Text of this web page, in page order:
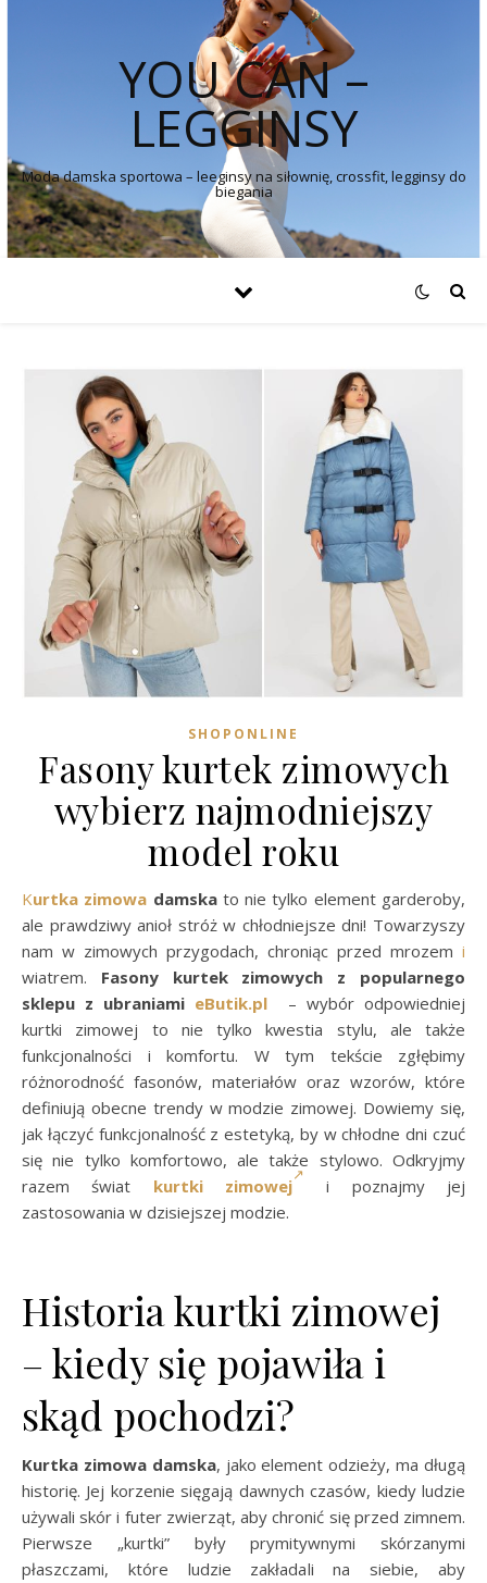
YOU CAN –
LEGGINSY
Moda damska sportowa – leeginsy na siłownię, crossfit, legginsy do
biegania
SHOPONLINE
Fasony kurtek zimowych
wybierz najmodniejszy
model roku
Kurtka zimowa damskato nie tylko element garderoby,
ale prawdziwy anioł stróż w chłodniejsze dni! Towarzyszy
nam w zimowych przygodach, chroniąc przed mrozem i
wiatrem. Fasony kurtek zimowych z popularnego
sklepu z ubraniami eButik.pl
– wybór odpowiedniej
kurtki zimowej to nie tylko kwestia stylu, ale także
funkcjonalności i komfortu. W tym tekście zgłębimy
różnorodność fasonów, materiałów oraz wzorów, które
definiują obecne trendy w modzie zimowej. Dowiemy się,
jak łączyć funkcjonalność z estetyką, by w chłodne dni czuć
się nie tylko komfortowo, ale także stylowo. Odkryjmy
razem świat kurtki zimowej
i poznajmy jej
zastosowania w dzisiejszej modzie.
Historia kurtki zimowej
– kiedy się pojawiła i
skąd pochodzi?
Kurtka zimowa damska, jako element odzieży, ma długą
historię. Jej korzenie sięgają dawnych czasów, kiedy ludzie
używali skór i futer zwierząt, aby chronić się przed zimnem.
Pierwsze „kurtki” były prymitywnymi skórzanymi
płaszczami, które ludzie zakładali na siebie, aby